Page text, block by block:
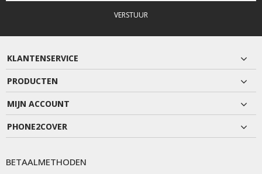
VERSTUUR
KLANTENSERVICE
PRODUCTEN
MIJN ACCOUNT
PHONE2COVER
BETAALMETHODEN